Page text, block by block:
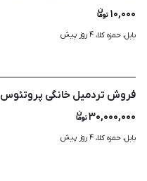
۱۰,۰۰۰
بابل، حمزه کلا، ۴ روز پیش
فروش تردمیل خانگی پروتئوس
۳۰,۰۰۰,۰۰۰
بابل، حمزه کلا، ۴ روز پیش